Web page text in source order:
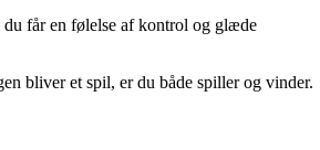
du får en følelse af kontrol og glæde
bliver et spil, er du både spiller og vinder.